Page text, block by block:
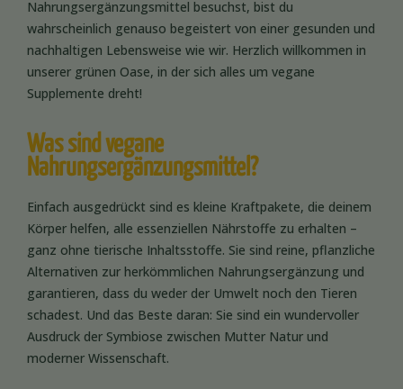
Nahrungsergänzungsmittel besuchst, bist du
wahrscheinlich genauso begeistert von einer gesunden und
nachhaltigen Lebensweise wie wir. Herzlich willkommen in
unserer grünen Oase, in der sich alles um vegane
Supplemente dreht!
Was sind vegane
Nahrungsergänzungsmittel?
Einfach ausgedrückt sind es kleine Kraftpakete, die deinem
Körper helfen, alle essenziellen Nährstoffe zu erhalten –
ganz ohne tierische Inhaltsstoffe. Sie sind reine, pflanzliche
Alternativen zur herkömmlichen Nahrungsergänzung und
garantieren, dass du weder der Umwelt noch den Tieren
schadest. Und das Beste daran: Sie sind ein wundervoller
Ausdruck der Symbiose zwischen Mutter Natur und
moderner Wissenschaft.